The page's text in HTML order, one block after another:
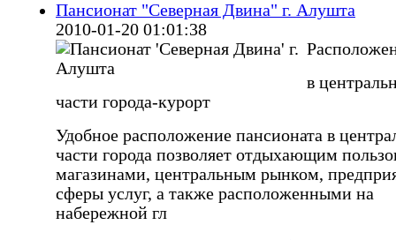
Пансионат "Северная Двина" г. Алушта
2010-01-20 01:01:38
в
части города-курорт
Удобное расположение пансионата в
части города позволяет отдыхающим
магазинами, центральным рынком,
сферы услуг, а также расположенными на
набережной гл